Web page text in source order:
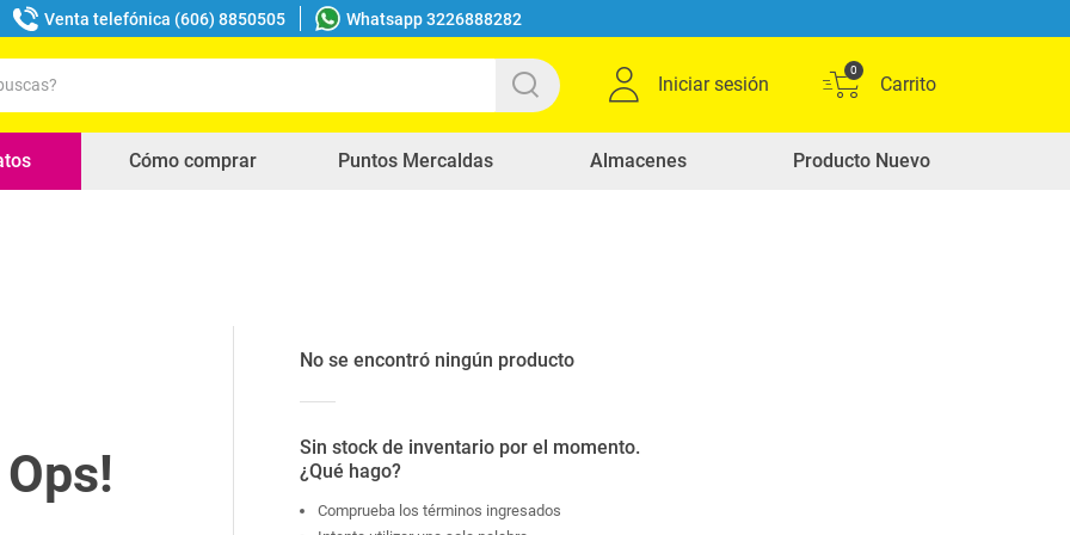
Venta telefónica (606) 8850505 Whatsapp 3226888282
Iniciar sesión
0
Cómo comprar Puntos Mercaldas Almacenes Producto Nuevo
No se encontró ningún producto
Sin stock de inventario por el momento.
¿Qué hago?
Comprueba los términos ingresados
buscados